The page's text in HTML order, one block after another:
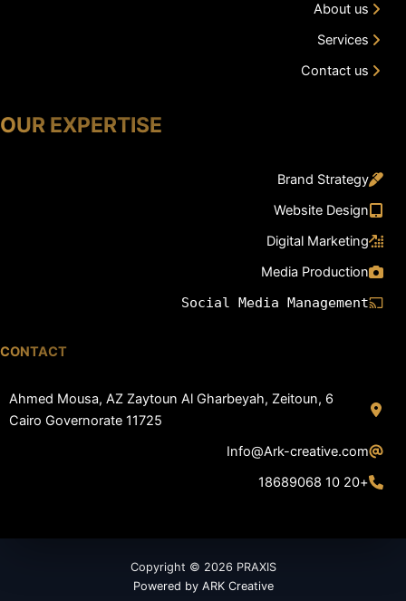
About us
Services
Contact us
OUR EXPERTISE
Brand Strategy
Website Design
Digital Marketing
Media Production
Social Media Management
CONTACT
6 Ahmed Mousa, AZ Zaytoun Al Gharbeyah, Zeitoun,
Cairo Governorate 11725
Info@Ark-creative.com
+20 10 18689068
Copyright © 2026 PRAXIS
Powered by ARK Creative